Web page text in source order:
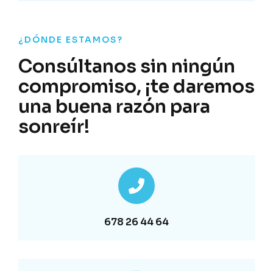
¿DÓNDE ESTAMOS?
Consúltanos sin ningún
compromiso, ¡te daremos
una buena razón para
sonreír!
678 26 44 64